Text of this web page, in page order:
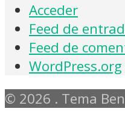
Acceder
Feed de
Feed de
WordPress.org
© 2026 . Tema